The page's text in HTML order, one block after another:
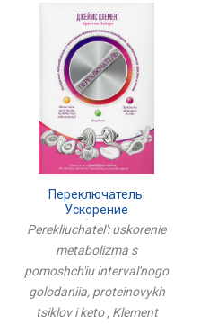
Переключатель:
Ускорение
Метаболизма С
Интервального
Голодания, Протеиновых
Циклов И Кето
Perekliuchatel': uskorenie
metabolizma s
pomoshch'iu interval'nogo
golodaniia, proteinovykh
tsiklov i keto , Klement